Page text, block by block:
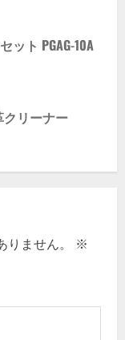
ット PGAG-10A
クリーナー
ません。
※